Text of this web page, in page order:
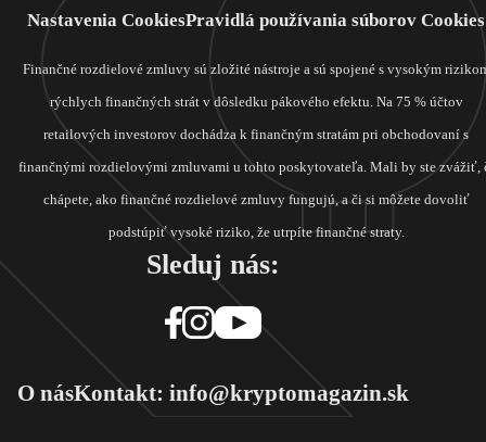
Nastavenia CookiesPravidlá používania súborov Cookies
Finančné rozdielové zmluvy sú zložité nástroje a sú spojené s vysokým
rýchlych finančných strát v dôsledku pákového efektu. Na 75 % účtov
retailových investorov dochádza k finančným stratám pri obchodovaní s
finančnými rozdielovými zmluvami u tohto poskytovateľa. Mali by ste zvážiť,
chápete, ako finančné rozdielové zmluvy fungujú, a či si môžete dovoliť
podstúpiť vysoké riziko, že utrpíte finančné straty.
Sleduj nás:
O násKontakt: info@kryptomagazin.sk